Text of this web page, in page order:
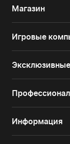
Магазин
Игровые
Эксклюзивные
Информация